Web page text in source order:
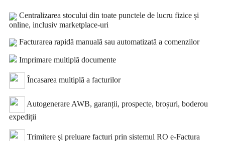
Centralizarea stocului din toate punctele de lucru fizice și
online, inclusiv marketplace-uri
Facturarea rapidă manuală sau automatizată a comenzilor
Imprimare multiplă documente
Încasarea multiplă a facturilor
Autogenerare AWB, garanții, prospecte, broșuri, boderou
expediții
Trimitere și preluare facturi prin sistemul RO e-Factura